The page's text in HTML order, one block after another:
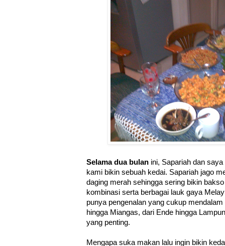
Selama dua bulan ini, Sapariah dan
kami bikin sebuah kedai. Sapariah jago
daging merah sehingga sering bikin
kombinasi serta berbagai lauk gaya
punya pengenalan yang cukup
hingga Miangas, dari Ende hingga
yang penting.
Mengapa suka makan lalu ingin bikin